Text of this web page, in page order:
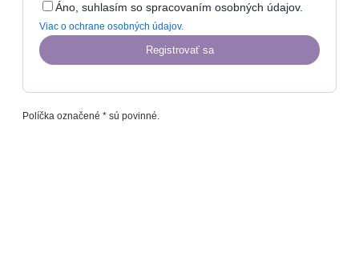
Áno, suhlasím so spracovaním osobných údajov.
Viac o ochrane osobných údajov.
Registrovať sa
Políčka označené * sú povinné.